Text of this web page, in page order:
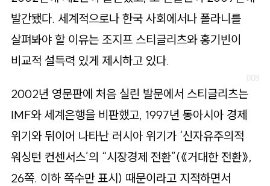
발간됐다. 세계적으로나 한국 사회에서나 폴라니를
살펴봐야 할 이유는 조지프 스티글리츠와 홍기빈이
비교적 설득력 있게 제시하고 있다.
2002년 영문판에 처음 실린 발문에서 스티글리츠는
IMF와 세계은행을 비판했고, 1997년 동아시아 경제
위기와 뒤이어 나타난 러시아 위기가 ‘신자유주의적
워싱턴 컨센서스’의 “시장경제 전환”(《거대한 전환》,
26쪽. 이하 쪽수만 표시) 때문이라고 지적하면서